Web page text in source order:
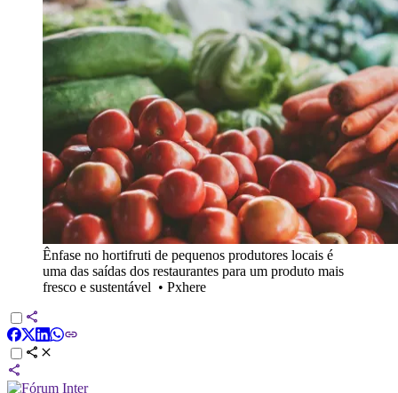
Ênfase no hortifruti de pequenos produtores locais é
uma das saídas dos restaurantes para um produto mais
fresco e sustentável • Pxhere